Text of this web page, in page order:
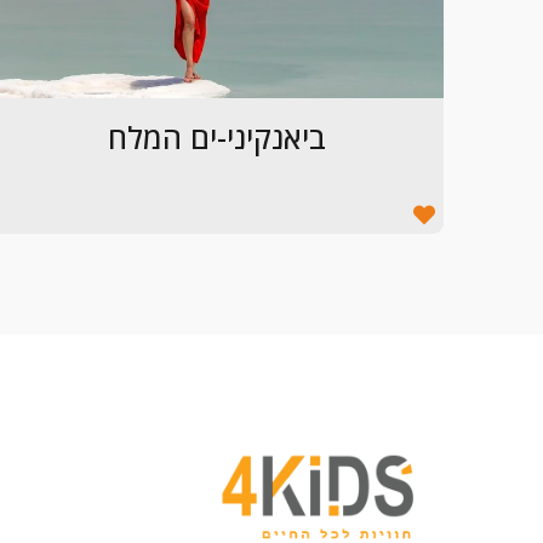
ביאנקיני-ים המלח